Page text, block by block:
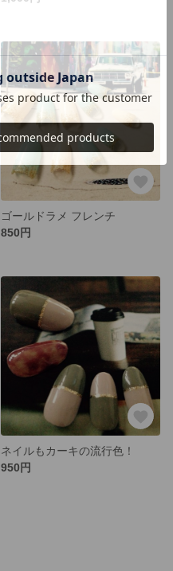
ゴールドラメ フレンチ
850円
ネイルもカーキの流行色！
950円